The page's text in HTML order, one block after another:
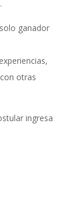
ganador
otras
ingresa